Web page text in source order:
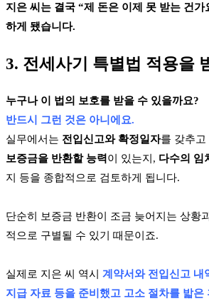
지은 씨는 결국 “제 돈은 이제 못 받는 건가
하게 됐습니다.
3. 전세사기 특별법 적용을
누구나 이 법의 보호를 받을 수 있을까요?
반드시 그런 것은 아니에요.
실무에서는 전입신고와 확정일자를 갖추고
보증금을 반환할 능력 이 있는지, 다수의 임
지 등을 종합적으로 검토하게 됩니다.
단순히 보증금 반환이 조금 늦어지는 상황
적으로 구별될 수 있기 때문이죠.
실제로 지은 씨 역시 계약서와 전입신고 내
지급 자료 등을 준비했고 고소 절차를 밟은